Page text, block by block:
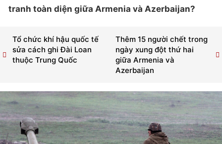
tranh toàn diện giữa Armenia và Azerbaijan?
Thêm 15 người chết trong
ngày xung đột thứ hai
giữa Armenia và
Azerbaijan
Tổ chức khí hậu quốc tế
sửa cách ghi Đài Loan
thuộc Trung Quốc